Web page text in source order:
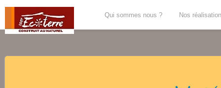
Qui sommes nous ? Nos